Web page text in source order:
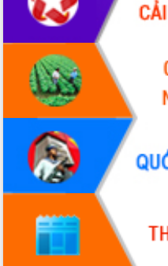
Khởi động Dự án Đầu tư xây dựng hạ
tầng kỹ thuật Cụm công nghiệp Tân
Tiến
Gặp mặt các cơ quan báo chí nhân Kỷ
niệm 101 năm Ngày Báo chí Cách
mạng Việt Nam
Đắk Lắk sơ kết 4 năm triển khai thực
hiện Đề án 06 của Chính phủ
Họp báo thông tin về Hội nghị Công bố
Quy hoạch và Xúc tiến đầu tư tỉnh Đắk
Khơi thông điểm nghẽn, đẩy nhanh
giải ngân vốn khắc phục thiên tai
HĐND tỉnh thông qua điều chỉnh Quy
hoạch tỉnh thời kỳ 2021-2030